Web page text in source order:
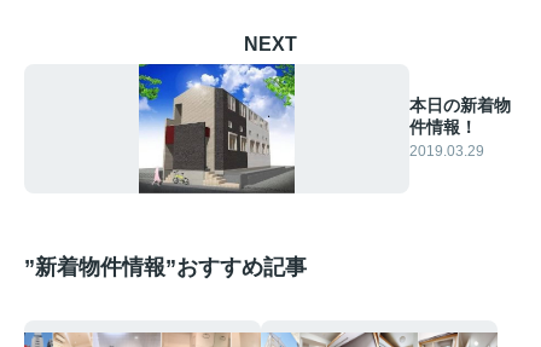
NEXT
本日の新着物
件情報！
2019.03.29
”新着物件情報”おすすめ記事